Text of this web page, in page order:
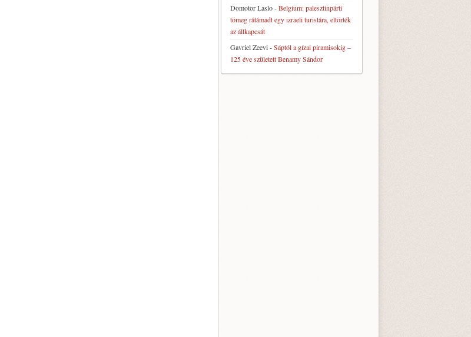
Domotor Laslo-Belgium: palesztinpárti
tömeg rátámadt egy izraeli turistára, eltörték
az állkapcsát
Gavriel Zeevi-Sáptól a gízai piramisokig –
125 éve született Benamy Sándor